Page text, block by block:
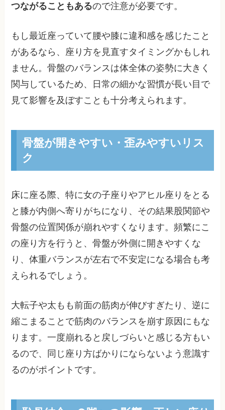
つながることもあるので注意が必要です。
もし最近座っていて腰や膝に違和感を感じたこと
があるなら、座り方を見直すタイミングかもしれ
ません。骨盤のバランスは体全体の姿勢に大きく
関与しているため、日常の細かな習慣が長い目で
見て影響を及ぼすことも十分考えられます。
骨盤が開きやすい・歪みやすいリス
ク
床に座る際、特に女の子座りやアヒル座りをとる
と膝が内側へ寄りがちになり、その結果股関節や
骨盤の位置関係が崩れやすくなります。頻繁にこ
の座り方を行うと、骨盤が外側に開きやすくな
り、体重バランスが左右で不安定になる場合も考
えられるでしょう。
大転子や太もも前面の筋肉が伸びすぎたり、逆に
縮こまることで筋肉のバランスを崩す原因にもな
ります。一度崩れると戻しづらいと感じる方もい
るので、同じ座り方ばかりにならないよう意識す
るのがポイントです。